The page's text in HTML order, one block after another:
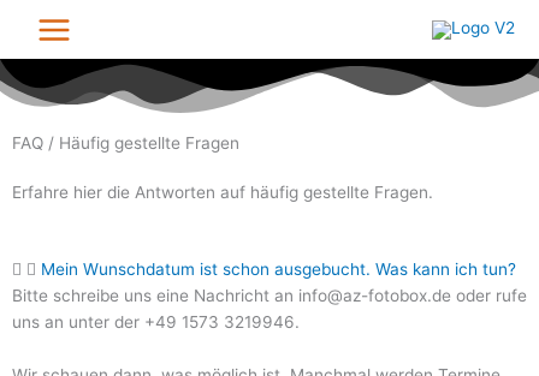
Inhalt
springen
FAQ / Häufig gestellte Fragen
Erfahre hier die Antworten auf häufig gestellte Fragen.
Mein Wunschdatum ist schon ausgebucht. Was kann ich tun?
Bitte schreibe uns eine Nachricht an info@az-fotobox.de oder rufe
uns an unter der +49 1573 3219946.